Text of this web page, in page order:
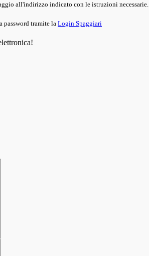
all'indirizzo indicato con le istruzioni necessarie.
password tramite la Login Spaggiari